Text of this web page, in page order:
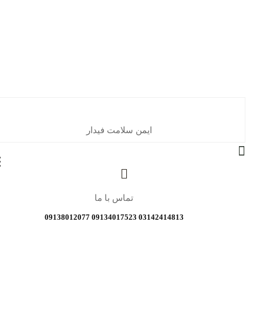
ایمن سلامت فیدار
تماس با ما
03142414813 09134017523 09138012077